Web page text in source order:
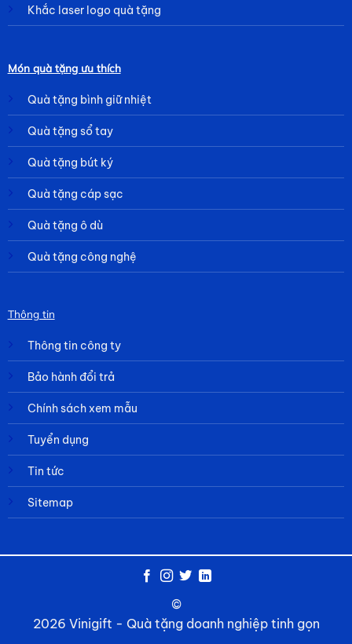
Khắc laser logo quà tặng
Món quà tặng ưu thích
Quà tặng bình giữ nhiệt
Quà tặng sổ tay
Quà tặng bút ký
Quà tặng cáp sạc
Quà tặng ô dù
Quà tặng công nghệ
Thông tin
Thông tin công ty
Bảo hành đổi trả
Chính sách xem mẫu
Tuyển dụng
Tin tức
Sitemap
©
2026 Vinigift - Quà tặng doanh nghiệp tinh gọn